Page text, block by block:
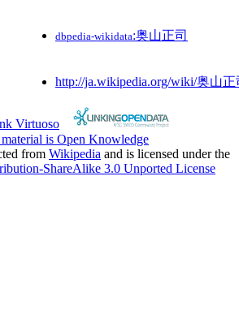
dbpedia-wikidata:奥山正司
http://ja.wikipedia.org/wiki/奥山正
from Wikipedia and is licensed under the
ShareAlike 3.0 Unported License